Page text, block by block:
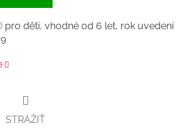
pro děti, vhodné od 6 let, rok uvedení
STRÁŽIŤ